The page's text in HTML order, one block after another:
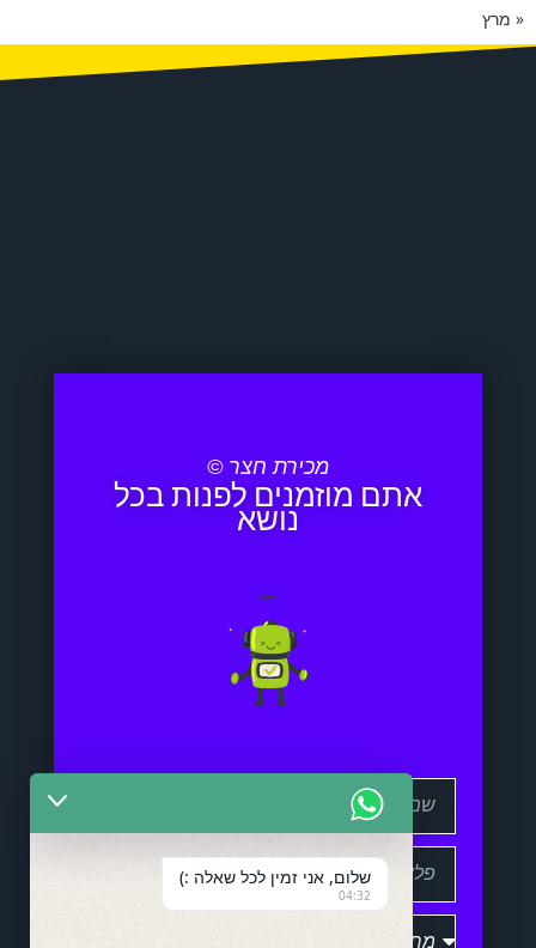
« מרץ
מכירת חצר ©
אתם מוזמנים לפנות בכל
נושא
שלום, אני זמין לכל שאלה :)
04:32